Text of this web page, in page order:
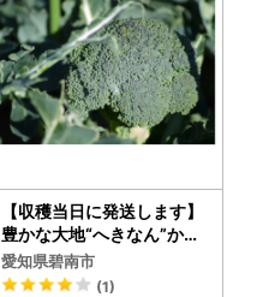
【収穫当日に発送します】
豊かな大地“へきなん”から
贈る ブロッコリー約11本
【期間限定】 H139-022
愛知県碧南市
(1)